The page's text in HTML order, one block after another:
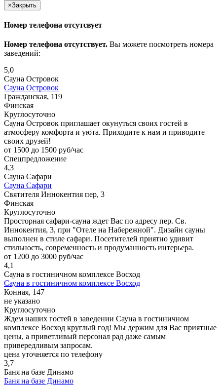
×Закрыть
Номер телефона отсутсвует
Номер телефона отсутствует. Вы можете посмотреть номера
заведений:
5,0
Сауна Островок
Сауна Островок
Гражданская, 119
Финская
Круглосуточно
Сауна Островок приглашает окунуться своих гостей в
атмосферу комфорта и уюта. Приходите к нам и приводите
своих друзей!
от 1500 до 1500 руб/час
Спецпредложение
4,3
Сауна Сафари
Сауна Сафари
Святителя Иннокентия пер, 3
Финская
Круглосуточно
Просторная сафари-сауна ждет Вас по адресу пер. Св.
Иннокентия, 3, при "Отеле на Набережной". Дизайн сауны
выполнен в стиле сафари. Посетителей приятно удивит
стильность, современность и продуманность интерьера.
от 1200 до 3000 руб/час
4,1
Сауна в гостиничном комплексе Восход
Сауна в гостиничном комплексе Восход
Конная, 147
не указано
Круглосуточно
Ждем наших гостей в заведении Сауна в гостиничном
комплексе Восход круглый год! Мы держим для Вас приятные
цены, а приветливый персонал рад даже самым
привередливым запросам.
цена уточняется по телефону
3,7
Баня на базе Динамо
Баня на базе Динамо